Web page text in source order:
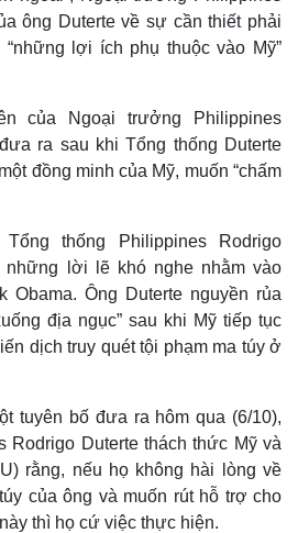
ông Duterte về sự cần thiết phải
lợi ích phụ thuộc vào Mỹ”
của Ngoại trưởng Philippines
ra sau khi Tổng thống Duterte
đồng minh của Mỹ, muốn “chấm
thống Philippines Rodrigo
những lời lẽ khó nghe nhằm vào
Obama. Ông Duterte nguyền rủa
địa ngục” sau khi Mỹ tiếp tục
dịch truy quét tội phạm ma túy ở
tuyên bố đưa ra hôm qua (6/10),
Rodrigo Duterte thách thức Mỹ và
rằng, nếu họ không hài lòng về
của ông và muốn rút hỗ trợ cho
thì họ cứ việc thực hiện.